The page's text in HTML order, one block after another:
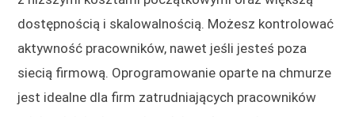
dostępnością i skalowalnością. Możesz kontrolować
aktywność pracowników, nawet jeśli jesteś poza
siecią firmową. Oprogramowanie oparte na chmurze
jest idealne dla firm zatrudniających pracowników